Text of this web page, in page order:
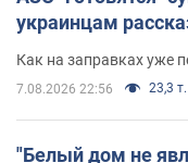
украинцам
Как на заправках уже
7.08.2026 22:56 23,3 т.
"Белый дом не